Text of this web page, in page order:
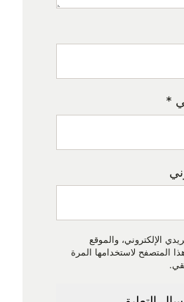
*
الإلكتروني، والموقع
المتصفح لاستخدامها المرة